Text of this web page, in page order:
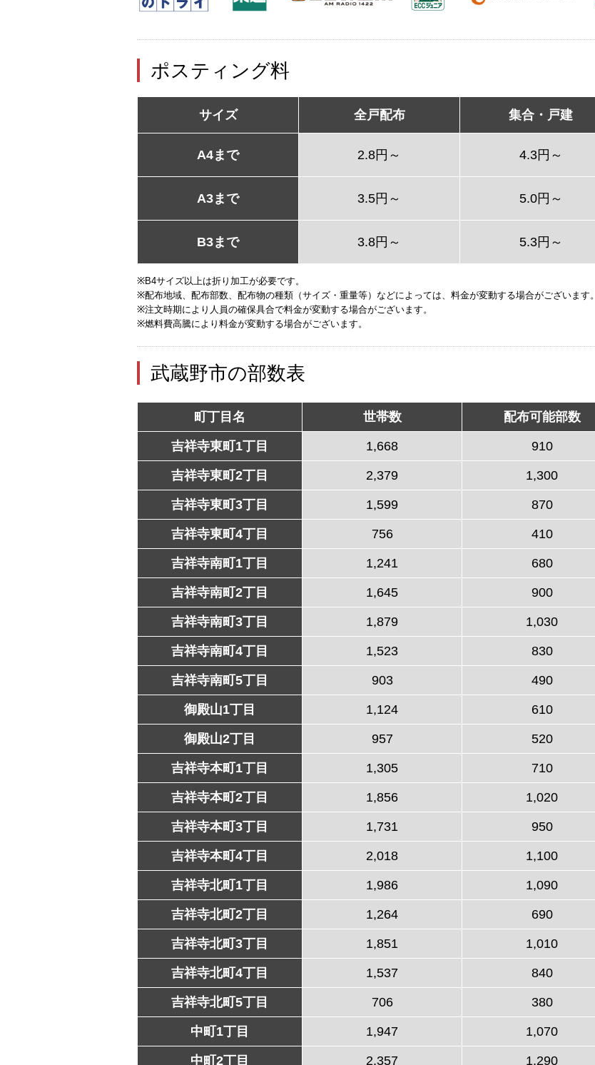
ポスティング料
サイズ 全戸配布 集合・戸建
A4まで 2.8円～ 4.3円～
A3まで 3.5円～ 5.0円～
B3まで 3.8円～ 5.3円～
※B4サイズ以上は折り加工が必要です。
※配布地域、配布部数、配布物の種類（サイズ・重量等）などによっては、料金が変動する場合がございます。
※注文時期により人員の確保具合で料金が変動する場合がございます。
※燃料費高騰により料金が変動する場合がございます。
武蔵野市の部数表
町丁目名 世帯数 配布可能部数
吉祥寺東町1丁目 1,668 910
吉祥寺東町2丁目 2,379 1,300
吉祥寺東町3丁目 1,599 870
吉祥寺東町4丁目 756 410
吉祥寺南町1丁目 1,241 680
吉祥寺南町2丁目 1,645 900
吉祥寺南町3丁目 1,879 1,030
吉祥寺南町4丁目 1,523 830
吉祥寺南町5丁目 903 490
御殿山1丁目 1,124 610
御殿山2丁目 957 520
吉祥寺本町1丁目 1,305 710
吉祥寺本町2丁目 1,856 1,020
吉祥寺本町3丁目 1,731 950
吉祥寺本町4丁目 2,018 1,100
吉祥寺北町1丁目 1,986 1,090
吉祥寺北町2丁目 1,264 690
吉祥寺北町3丁目 1,851 1,010
吉祥寺北町4丁目 1,537 840
吉祥寺北町5丁目 706 380
中町1丁目 1,947 1,070
中町2丁目 2,357 1,290